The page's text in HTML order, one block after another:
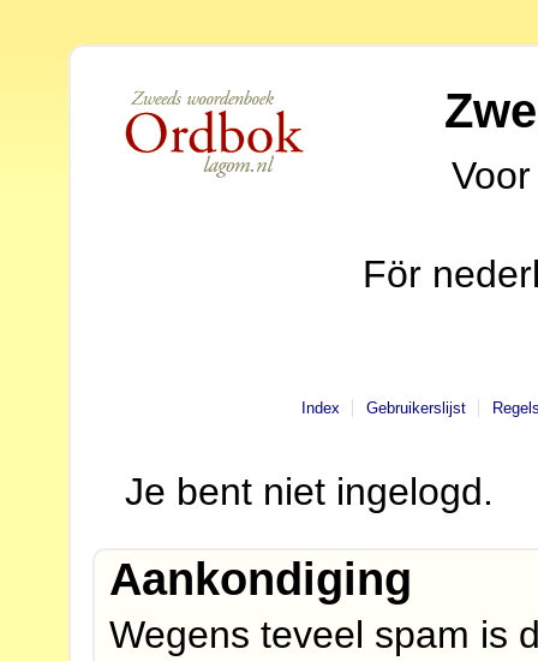
För
Index Gebruikerslijst
Je bent niet ingelogd.
Aankondiging
Wegens teveel spam is